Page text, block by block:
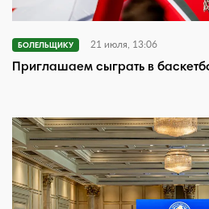
БОЛЕЛЬЩИКУ 21 июля, 13:06
Приглашаем сыграть в